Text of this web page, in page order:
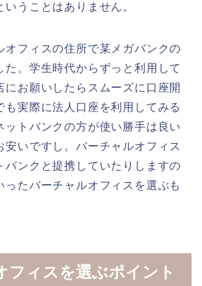
うことはありません。
オフィスの住所で某メガバンクの
た。学生時代からずっと利用して
にお願いしたらスムーズに口座開
も実際に法人口座を利用してみる
ットバンクの方が使い勝手は良い
安いですし。バーチャルオフィス
バンクと提携していたりしますの
ったバーチャルオフィスを選ぶも
フィスを選ぶポイント